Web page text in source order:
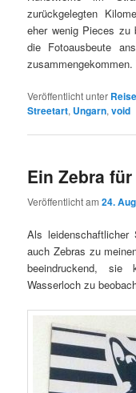
zurückgelegten
eher wenig Pieces zu
die Fotoausbeute
zusammengekommen.
Veröffentlicht unter
Streetart, Ungarn,void
Ein Zebra
Veröffentlicht am24.
Als leidenschaftlicher
auch Zebras zu
beeindruckend, sie
Wasserloch zu